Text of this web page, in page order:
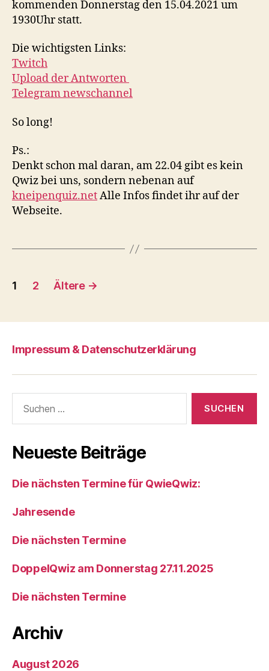
kommenden Donnerstag den 15.04.2021 um
1930Uhr statt.
Die wichtigsten Links:
Twitch
Upload der Antworten
Telegram newschannel
So long!
Ps.:
Denkt schon mal daran, am 22.04 gibt es kein
Qwiz bei uns, sondern nebenan auf
kneipenquiz.netAlle Infos findet ihr auf der
Webseite.
Seitennummerierung
Beiträge
1 2 Ältere →
Impressum & Datenschutzerklärung
nach:
Neueste Beiträge
Die nächsten Termine für QwieQwiz:
Jahresende
Die nächsten Termine
DoppelQwiz am Donnerstag 27.11.2025
Die nächsten Termine
Archiv
August 2026